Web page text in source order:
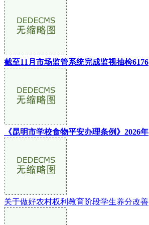
截至11月市场监管系统完成监视抽检6176
《昆明市学校食物平安办理条例》2026年
关于做好农村权利教育阶段学生养分改善